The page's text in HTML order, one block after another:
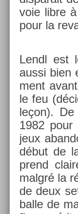
voie libre
pour la
Lendl est
aussi bien
ment
le feu
leçon).
1982
jeux
début de
prend
malgré la
de deux
balle de